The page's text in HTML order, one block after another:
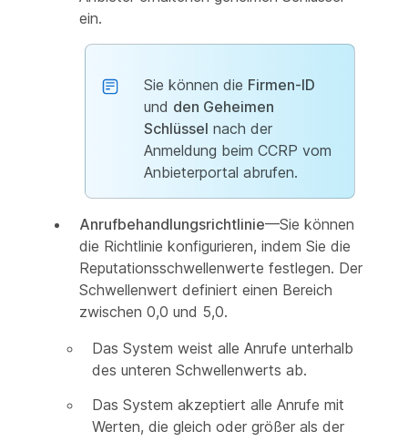
ein.
Sie können die Firmen-ID
und den Geheimen
Schlüssel nach der
Anmeldung beim CCRP vom
Anbieterportal abrufen.
Anrufbehandlungsrichtlinie—Sie können
die Richtlinie konfigurieren, indem Sie die
Reputationsschwellenwerte festlegen. Der
Schwellenwert definiert einen Bereich
zwischen 0,0 und 5,0.
Das System weist alle Anrufe unterhalb
des unteren Schwellenwerts ab.
Das System akzeptiert alle Anrufe mit
Werten, die gleich oder größer als der